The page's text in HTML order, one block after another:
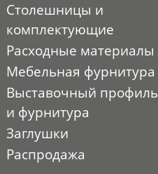
Столешницы и
комплектующие
Расходные материалы
Мебельная фурнитура
Выставочный профиль
и фурнитура
Заглушки
Распродажа